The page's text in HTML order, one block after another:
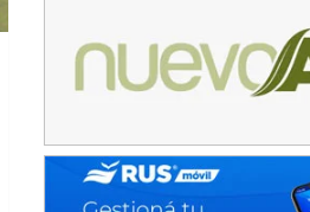
Juventud Unida (Tierra)
NORESTE SANTAFESINO - F6
Ciudad de Avellaneda (Asfalto)
Avellaneda (Santa Fe)